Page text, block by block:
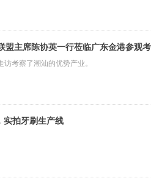
盟主席陈协英一行莅临广东金港参观
考察了潮汕的优势产业。
一行莅临广东金港，在滕泽凤女士的陪同
实拍牙刷生产线